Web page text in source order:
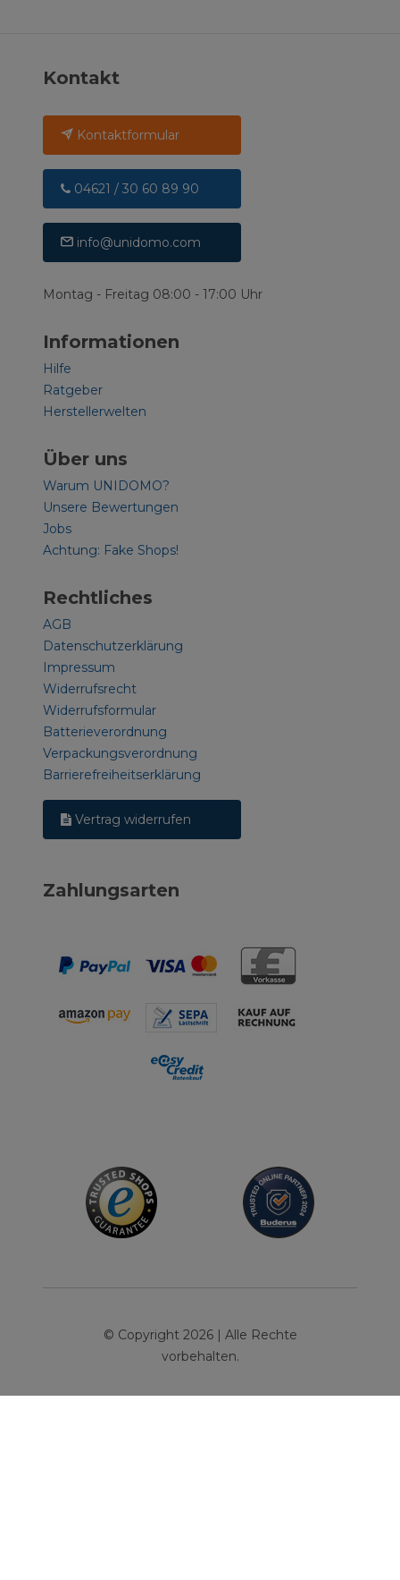
Kontakt
Kontaktformular
04621 / 30 60 89 90
info@unidomo.com
Montag - Freitag 08:00 - 17:00 Uhr
Informationen
Hilfe
Ratgeber
Herstellerwelten
Über uns
Warum UNIDOMO?
Unsere Bewertungen
Jobs
Achtung: Fake Shops!
Rechtliches
AGB
Datenschutzerklärung
Impressum
Widerrufsrecht
Widerrufsformular
Batterieverordnung
Verpackungsverordnung
Barrierefreiheitserklärung
Vertrag widerrufen
Zahlungsarten
© Copyright 2026 | Alle Rechte
vorbehalten.